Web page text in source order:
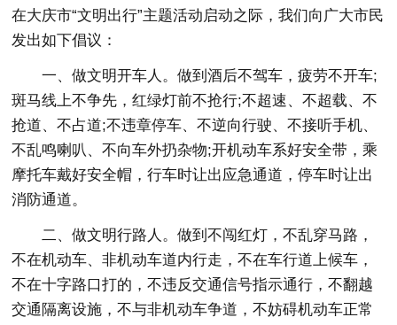
在大庆市“文明出行”主题活动启动之际，我们向广大市民
发出如下倡议：
一、做文明开车人。做到酒后不驾车，疲劳不开车;
斑马线上不争先，红绿灯前不抢行;不超速、不超载、不
抢道、不占道;不违章停车、不逆向行驶、不接听手机、
不乱鸣喇叭、不向车外扔杂物;开机动车系好安全带，乘
摩托车戴好安全帽，行车时让出应急通道，停车时让出
消防通道。
二、做文明行路人。做到不闯红灯，不乱穿马路，
不在机动车、非机动车道内行走，不在车行道上候车，
不在十字路口打的，不违反交通信号指示通行，不翻越
交通隔离设施，不与非机动车争道，不妨碍机动车正常